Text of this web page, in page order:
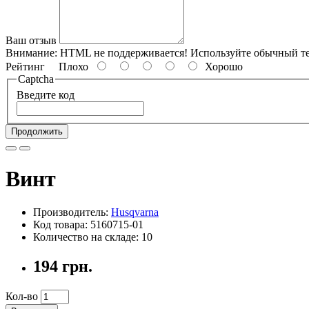
Ваш отзыв
Внимание: HTML не поддерживается! Используйте обычный
Рейтинг Плохо
Хорошо
Captcha
Введите код
Продолжить
Винт
Производитель: Husqvarna
Код товара: 5160715-01
Количество на складе: 10
194 грн.
Кол-во